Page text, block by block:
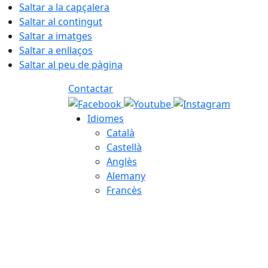
Saltar a la capçalera
Saltar al contingut
Saltar a imatges
Saltar a enllaços
Saltar al peu de pàgina
Contactar
Idiomes
Català
Castellà
Anglès
Alemany
Francès